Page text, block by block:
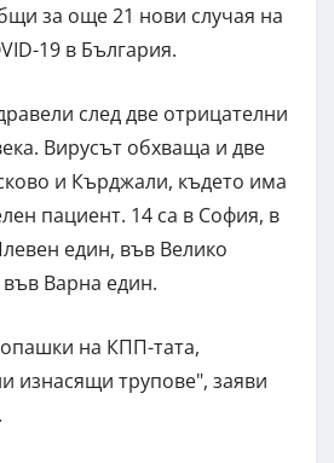
за още 21 нови случая на
19 в България.
след две отрицателни
Вирусът обхваща и две
и Кърджали, където има
пациент. 14 са в София, в
един, във Велико
Варна един.
на КПП-тата,
изнасящи трупове", заяви